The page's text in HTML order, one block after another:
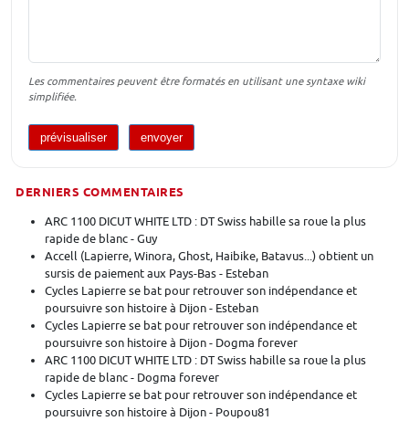
Les commentaires peuvent être formatés en utilisant une syntaxe wiki
simplifiée.
DERNIERS COMMENTAIRES
ARC 1100 DICUT WHITE LTD : DT Swiss habille sa roue la plus
rapide de blanc - Guy
Accell (Lapierre, Winora, Ghost, Haibike, Batavus...) obtient un
sursis de paiement aux Pays-Bas - Esteban
Cycles Lapierre se bat pour retrouver son indépendance et
poursuivre son histoire à Dijon - Esteban
Cycles Lapierre se bat pour retrouver son indépendance et
poursuivre son histoire à Dijon - Dogma forever
ARC 1100 DICUT WHITE LTD : DT Swiss habille sa roue la plus
rapide de blanc - Dogma forever
Cycles Lapierre se bat pour retrouver son indépendance et
poursuivre son histoire à Dijon - Poupou81